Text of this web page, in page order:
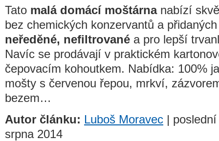
Tato malá domácí moštárnanabízí
bez chemických konzervantů a
neředěné, nefiltrované a pro lepší
Navíc se prodávají v praktickém
čepovacím kohoutkem. Nabídka: 100%
mošty s červenou řepou, mrkví,
bezem…
Autor článku: Luboš Moravec |
srpna 2014